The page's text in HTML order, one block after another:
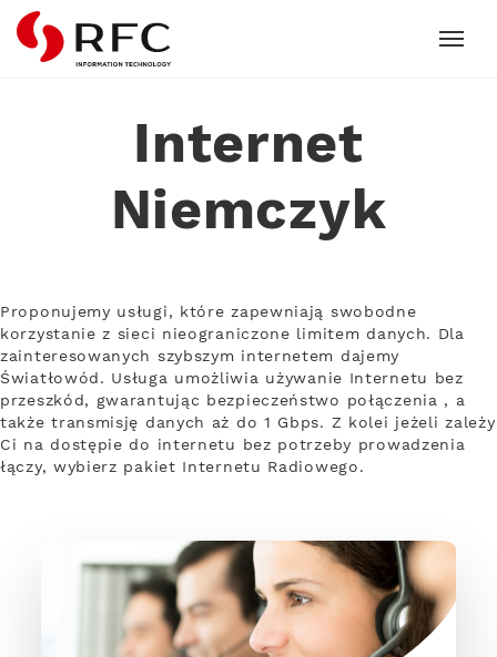
RFC
Internet
Niemczyk
Proponujemy usługi, które zapewniają swobodne
korzystanie z sieci nieograniczone limitem danych. Dla
zainteresowanych szybszym internetem dajemy
Światłowód. Usługa umożliwia używanie Internetu bez
przeszkód, gwarantując bezpieczeństwo połączenia , a
także transmisję danych aż do 1 Gbps. Z kolei jeżeli zależy
Ci na dostępie do internetu bez potrzeby prowadzenia
łączy, wybierz pakiet Internetu Radiowego.